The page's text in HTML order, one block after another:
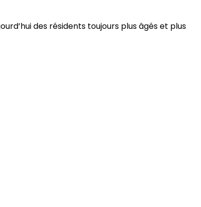
des résidents toujours plus âgés et plus